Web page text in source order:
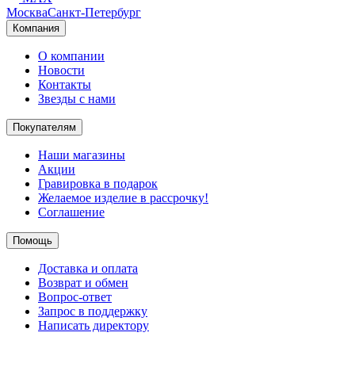
МоскваСанкт-Петербург
Компания
О компании
Новости
Контакты
Звезды с нами
Покупателям
Наши магазины
Акции
Гравировка в подарок
Желаемое изделие в рассрочку!
Соглашение
Помощь
Доставка и оплата
Возврат и обмен
Вопрос-ответ
Запрос в поддержку
Написать директору